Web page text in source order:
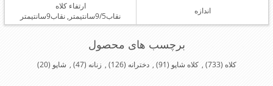
اندازه
ارتفاء کلاه
نقاب9/5سانتیمتر, نقاب9سانتیمتر
برچسب های محصول
کلاه (733)
, کلاه شاپو (91)
, دخترانه (126)
, زنانه (47)
, شاپو (20)